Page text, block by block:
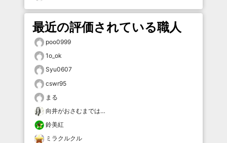
最近の評価されている職人
poo0999
1o_ok
Syu0607
cswr95
まる
向井がおさむまでは…
鈴美紅
ミラクルクル